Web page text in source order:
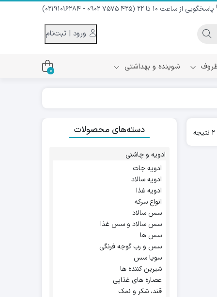
پاسخگویی از ساعت 10 تا 22 (425 7575 0902 - 02191016284)
سرد
شوینده و بهداشتی 0
Sorted
popularity
دسته‌های محصولات
ادویه و چاشنی
ادویه جات
ادویه سالاد
ادویه غذا
انواع سرکه
سس سالاد
سس سالاد و سس غذا
سس ها
سس و رب گوجه فرنگی
سویا سس
شیرین کننده ها
عصاره های غذایی
قند، شکر و نمک